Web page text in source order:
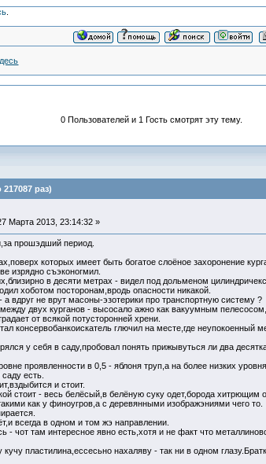
.
0 Пользователей и 1 Гость смотрят эту тему.
раз)
Марта 2013, 23:14:32 »
прошэдший период.
которых имеет быть богатое слоёное захоронение
изрядно съэконогмил.
в десяти метрах - видел под дольменом
хоботом посторонам,вродь опасности никакой.
а вдруг не врут масоны-эзотерики про транспортную систему ?
двух курганов - высосало ажно как вакуумным
от всякой потусторонней хрени.
консервобанкоискатель глючил на месте,где неупокоенный
у себя в саду,пробовал понять прижывуться ли два
проявленности в 0,5 - яблоня труп,а на более низких
есть.
и стоит.
стоит - весь белёсый,в белёную суку одет,борода
как у финоугров,а с деревянными изображэниями чего то.
всегда в одном и том жэ направлении.
- чот там интересное явно есть,хотя и не факт что
кучу пластилина,ессесьно нахаляву - так ни в одном